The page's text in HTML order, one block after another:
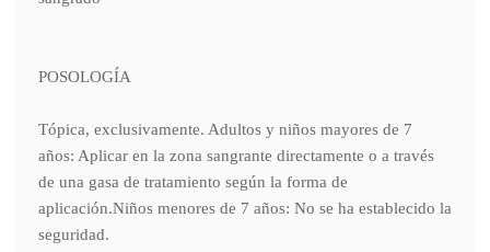
POSOLOGÍA
Tópica, exclusivamente. Adultos y niños mayores de 7
años: Aplicar en la zona sangrante directamente o a través
de una gasa de tratamiento según la forma de
aplicación.Niños menores de 7 años: No se ha establecido la
seguridad.